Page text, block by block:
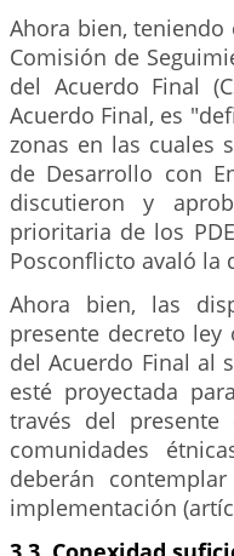
Ahora bien,
Comisión de
del Acuerdo Final
Acuerdo Final, es
zonas en las cuales
de Desarrollo con
discutieron y
prioritaria de los
Posconflicto avaló la
Ahora bien, las
presente decreto
del Acuerdo Final al
esté proyectada
través del
comunidades
deberán
implementación